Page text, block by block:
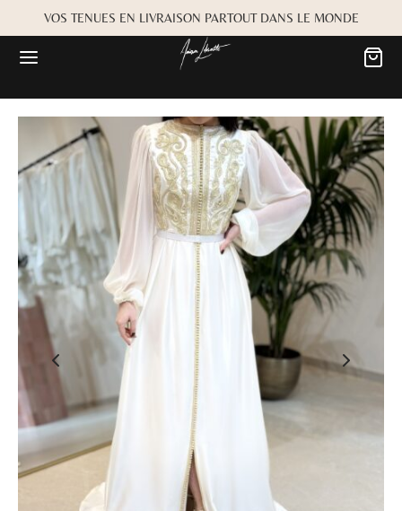
VOS TENUES EN LIVRAISON PARTOUT DANS LE MONDE
Retour
Retour